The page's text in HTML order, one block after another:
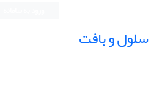
سلول و بافت